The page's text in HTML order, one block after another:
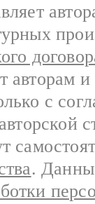
авторам
с
.